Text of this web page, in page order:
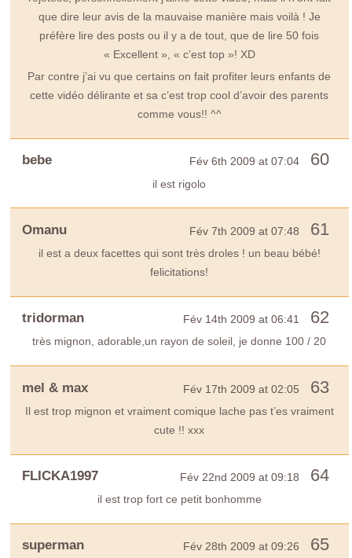
que dire leur avis de la mauvaise manière mais voilà ! Je
préfère lire des posts ou il y a de tout, que de lire 50 fois
« Excellent », « c’est top »! XD
Par contre j’ai vu que certains on fait profiter leurs enfants de
cette vidéo délirante et sa c’est trop cool d’avoir des parents
comme vous!! ^^
bebe Fév 6th 2009 at 07:04 60
il est rigolo
Omanu Fév 7th 2009 at 07:48 61
il est a deux facettes qui sont très droles ! un beau bébé!
felicitations!
tridorman Fév 14th 2009 at 06:41 62
très mignon, adorable,un rayon de soleil, je donne 100 / 20
mel & max Fév 17th 2009 at 02:05 63
Il est trop mignon et vraiment comique lache pas t’es vraiment
cute !! xxx
FLICKA1997 Fév 22nd 2009 at 09:18 64
il est trop fort ce petit bonhomme
superman Fév 28th 2009 at 09:26 65